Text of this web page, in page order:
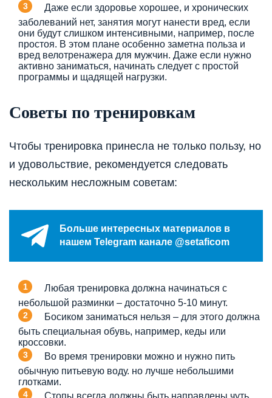
Даже если здоровье хорошее, и хронических
заболеваний нет, занятия могут нанести вред, если
они будут слишком интенсивными, например, после
простоя. В этом плане особенно заметна польза и
вред велотренажера для мужчин. Даже если нужно
активно заниматься, начинать следует с простой
программы и щадящей нагрузки.
Советы по тренировкам
Чтобы тренировка принесла не только пользу, но
и удовольствие, рекомендуется следовать
нескольким несложным советам:
Больше интересных материалов в
нашем Telegram канале @setaficom
Любая тренировка должна начинаться с
небольшой разминки – достаточно 5-10 минут.
Босиком заниматься нельзя – для этого должна
быть специальная обувь, например, кеды или
кроссовки.
Во время тренировки можно и нужно пить
обычную питьевую воду. но лучше небольшими
глотками.
Стопы всегда должны быть направлены чуть